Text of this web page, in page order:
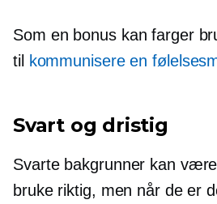
Som en bonus kan farger
til kommunisere en
Svart og dristig
Svarte bakgrunner kan
bruke riktig, men når de er